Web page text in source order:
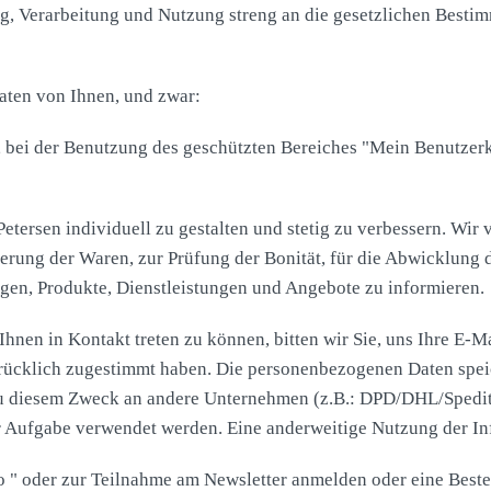
und Nutzung streng an die gesetzlichen
von Ihnen, und zwar:
der Benutzung des geschützten Bereiches "Mein
individuell zu gestalten und stetig zu verbessern. Wir
der Waren, zur Prüfung der Bonität, für die Abwicklung
Produkte, Dienstleistungen und Angebote zu informieren.
in Kontakt treten zu können, bitten wir Sie, uns Ihre E-
zugestimmt haben. Die personenbezogenen Daten
Zweck an andere Unternehmen (z.B.: DPD/DHL/
verwendet werden. Eine anderweitige Nutzung der
oder zur Teilnahme am Newsletter anmelden oder eine